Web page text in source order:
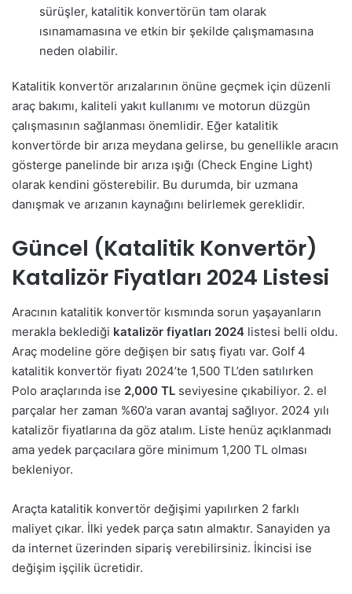
sürüşler, katalitik konvertörün tam olarak
ısınamamasına ve etkin bir şekilde çalışmamasına
neden olabilir.
Katalitik konvertör arızalarının önüne geçmek için düzenli
araç bakımı, kaliteli yakıt kullanımı ve motorun düzgün
çalışmasının sağlanması önemlidir. Eğer katalitik
konvertörde bir arıza meydana gelirse, bu genellikle aracın
gösterge panelinde bir arıza ışığı (Check Engine Light)
olarak kendini gösterebilir. Bu durumda, bir uzmana
danışmak ve arızanın kaynağını belirlemek gereklidir.
Güncel (Katalitik Konvertör)
Katalizör Fiyatları 2024 Listesi
Aracının katalitik konvertör kısmında sorun yaşayanların
merakla beklediği katalizör fiyatları 2024 listesi belli oldu.
Araç modeline göre değişen bir satış fiyatı var. Golf 4
katalitik konvertör fiyatı 2024’te 1,500 TL’den satılırken
Polo araçlarında ise 2,000 TL seviyesine çıkabiliyor. 2. el
parçalar her zaman %60’a varan avantaj sağlıyor. 2024 yılı
katalizör fiyatlarına da göz atalım. Liste henüz açıklanmadı
ama yedek parçacılara göre minimum 1,200 TL olması
bekleniyor.
Araçta katalitik konvertör değişimi yapılırken 2 farklı
maliyet çıkar. İlki yedek parça satın almaktır. Sanayiden ya
da internet üzerinden sipariş verebilirsiniz. İkincisi ise
değişim işçilik ücretidir.